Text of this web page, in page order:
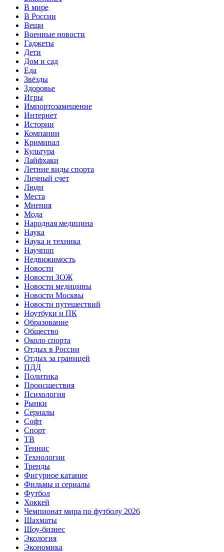
В мире
В России
Вещи
Военные новости
Гаджеты
Дети
Дом и сад
Еда
Звёзды
Здоровье
Игры
Импортозамещение
Интернет
Истории
Компании
Криминал
Культура
Лайфхаки
Летние виды спорта
Личный счет
Люди
Места
Мнения
Мода
Народная медицина
Наука
Наука и техника
Научпоп
Недвижимость
Новости
Новости ЗОЖ
Новости медицины
Новости Москвы
Новости путешествий
Ноутбуки и ПК
Образование
Общество
Около спорта
Отдых в России
Отдых за границей
ПДД
Политика
Происшествия
Психология
Рынки
Сериалы
Софт
Спорт
ТВ
Теннис
Технологии
Тренды
Фигурное катание
Фильмы и сериалы
Футбол
Хоккей
Чемпионат мира по футболу 2026
Шахматы
Шоу-бизнес
Экология
Экономика